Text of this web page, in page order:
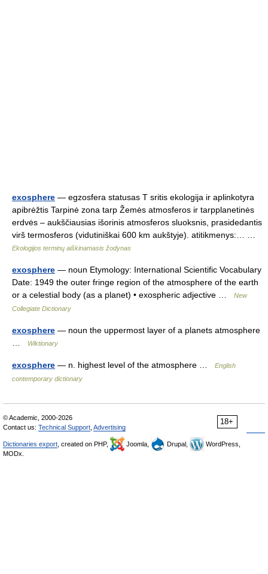
exosphere — egzosfera statusas T sritis ekologija ir aplinkotyra
apibrėžtis Tarpinė zona tarp Žemės atmosferos ir tarpplanetinės
erdvės – aukščiausias išorinis atmosferos sluoksnis, prasidedantis
virš termosferos (vidutiniškai 600 km aukštyje). atitikmenys:… …
Ekologijos terminų aiškinamasis žodynas
exosphere — noun Etymology: International Scientific Vocabulary
Date: 1949 the outer fringe region of the atmosphere of the earth
or a celestial body (as a planet) • exospheric adjective …
New
Collegiate Dictionary
exosphere — noun the uppermost layer of a planets atmosphere
Wiktionary
exosphere — n. highest level of the atmosphere …
English
contemporary dictionary
18+
© Academic, 2000-2026
Contact us: Technical Support Advertising
Dictionaries export , created on PHP, Joomla, Drupal,
WordPress,
MODx.